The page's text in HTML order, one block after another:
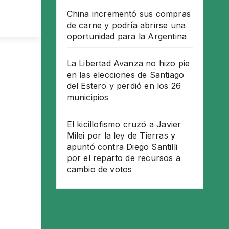
China incrementó sus compras
de carne y podría abrirse una
oportunidad para la Argentina
La Libertad Avanza no hizo pie
en las elecciones de Santiago
del Estero y perdió en los 26
municipios
El kicillofismo cruzó a Javier
Milei por la ley de Tierras y
apuntó contra Diego Santilli
por el reparto de recursos a
cambio de votos